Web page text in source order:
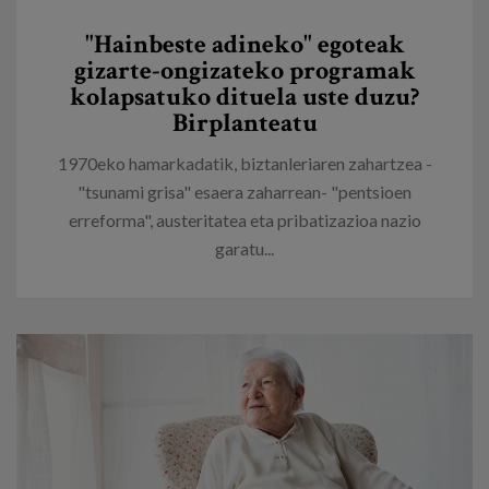
Salaketa-kanala"Hainbeste adineko" egoteak
gizarte-ongizateko programak
kolapsatuko dituela uste duzu?
Birplanteatu
1970eko hamarkadatik, biztanleriaren zahartzea -
"tsunami grisa" esaera zaharrean- "pentsioen
erreforma", austeritatea eta pribatizazioa nazio
garatu...